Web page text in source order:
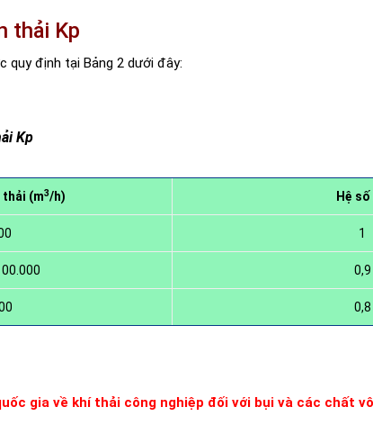
thải Kp
quy định tại Bảng 2 dưới đây:
Kp
thải (m3/h) Hệ số
1
0,9
0,8
gia về khí thải công nghiệp đối với bụi và các chất